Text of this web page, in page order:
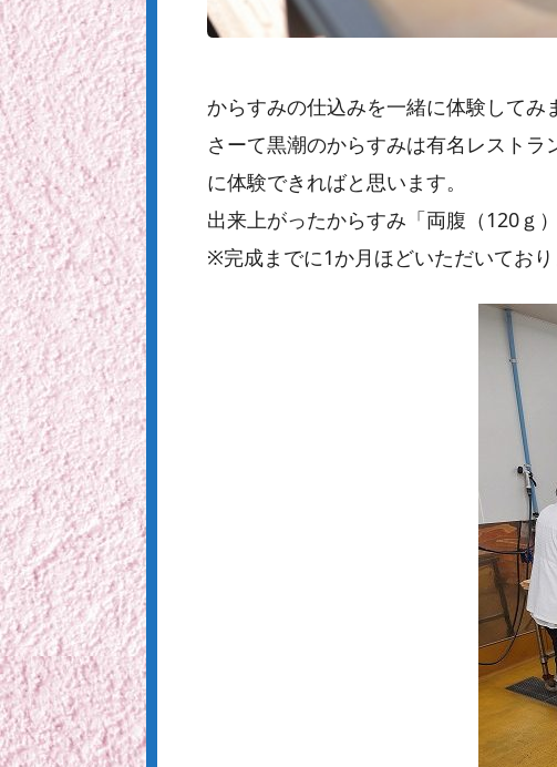
からすみの仕込みを一緒に体験してみ
さーて黒潮のからすみは有名レスト
に体験できればと思います。
出来上がったからすみ「両腹（120ｇ
※完成までに1か月ほどいただいており